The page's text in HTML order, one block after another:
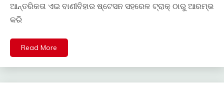
ଆନ୍ତରିକତା ଏଇ ବାଣୀବିହାର ଷ୍ଟେସନ ସହରେଳ ଟ୍ରାକ୍ ଠାରୁ ଆରମ୍ଭ
କରି
Read More